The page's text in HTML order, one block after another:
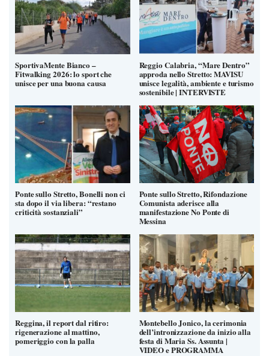
SportivaMente Bianco –
Fitwalking 2026: lo sport che
unisce per una buona causa
Reggio Calabria, “Mare Dentro”
approda nello Stretto: MAVISU
unisce legalità, ambiente e turismo
sostenibile | INTERVISTE
Ponte sullo Stretto, Bonelli non ci
sta dopo il via libera: “restano
criticità sostanziali”
Ponte sullo Stretto, Rifondazione
Comunista aderisce alla
manifestazione No Ponte di
Messina
Reggina, il report dal ritiro:
rigenerazione al mattino,
pomeriggio con la palla
Montebello Jonico, la cerimonia
dell’intronizzazione da inizio alla
festa di Maria Ss. Assunta |
VIDEO e PROGRAMMA